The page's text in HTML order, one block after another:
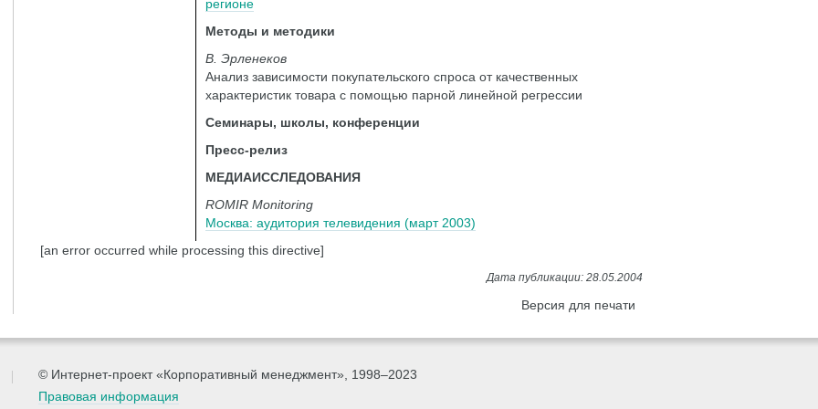
регионе
Методы и методики
В. Эрленеков
Анализ зависимости покупательского спроса от качественных
характеристик товара с помощью парной линейной регрессии
Семинары, школы, конференции
Пресс-релиз
МЕДИАИССЛЕДОВАНИЯ
ROMIR Monitoring
Москва: аудитория телевидения (март 2003)
[an error occurred while processing this directive]
Версия для печати
© Интернет-проект «Корпоративный менеджмент», 1998–2023
Правовая информация